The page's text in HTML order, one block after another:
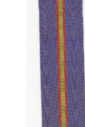
Cm
0.63
Inch
quantity